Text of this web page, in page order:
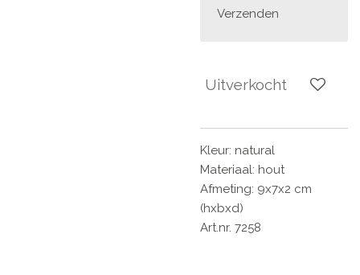
Verzenden
Uitverkocht
Kleur: natural
Materiaal: hout
Afmeting: 9x7x2 cm
(hxbxd)
Art.nr. 7258